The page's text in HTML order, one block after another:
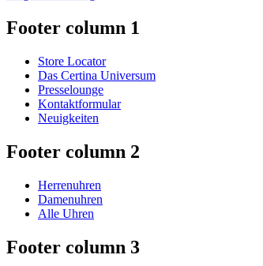
Footer column 1
Store Locator
Das Certina Universum
Presselounge
Kontaktformular
Neuigkeiten
Footer column 2
Herrenuhren
Damenuhren
Alle Uhren
Footer column 3